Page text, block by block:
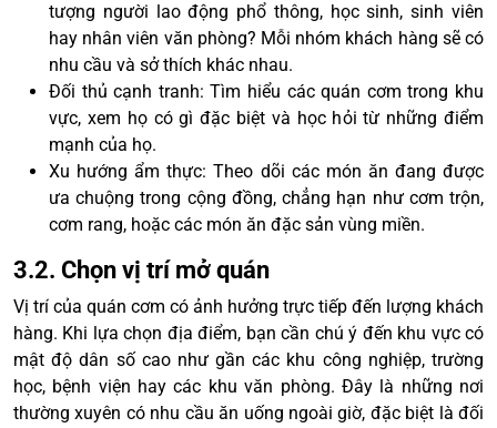
tượng người lao động phổ thông, học sinh, sinh viên
hay nhân viên văn phòng? Mỗi nhóm khách hàng sẽ có
nhu cầu và sở thích khác nhau.
Đối thủ cạnh tranh: Tìm hiểu các quán cơm trong khu
vực, xem họ có gì đặc biệt và học hỏi từ những điểm
mạnh của họ.
Xu hướng ẩm thực: Theo dõi các món ăn đang được
ưa chuộng trong cộng đồng, chẳng hạn như cơm trộn,
cơm rang, hoặc các món ăn đặc sản vùng miền.
3.2. Chọn vị trí mở quán
Vị trí của quán cơm có ảnh hưởng trực tiếp đến lượng khách
hàng. Khi lựa chọn địa điểm, bạn cần chú ý đến khu vực có
mật độ dân số cao như gần các khu công nghiệp, trường
học, bệnh viện hay các khu văn phòng. Đây là những nơi
thường xuyên có nhu cầu ăn uống ngoài giờ, đặc biệt là đối